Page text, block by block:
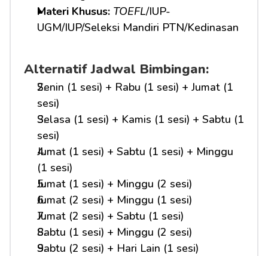
Materi Khusus: TOEFL/IUP-
UGM/IUP/Seleksi Mandiri PTN/Kedinasan
Alternatif Jadwal Bimbingan:
Senin (1 sesi) + Rabu (1 sesi) + Jumat (1
sesi)
Selasa (1 sesi) + Kamis (1 sesi) + Sabtu (1
sesi)
Jumat (1 sesi) + Sabtu (1 sesi) + Minggu
(1 sesi)
Jumat (1 sesi) + Minggu (2 sesi)
Jumat (2 sesi) + Minggu (1 sesi)
Jumat (2 sesi) + Sabtu (1 sesi)
Sabtu (1 sesi) + Minggu (2 sesi)
Sabtu (2 sesi) + Hari Lain (1 sesi)